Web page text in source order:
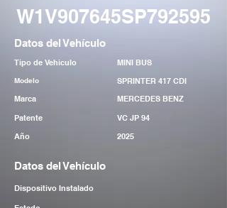
W1V907645SP792595
Datos del Vehículo
Tipo de Vehiculo MINI BUS
Modelo
SPRINTER 417 CDI
Marca
MERCEDES BENZ
Patente
VC JP 94
Año
2025
Datos del Vehículo
Dispositivo Instalado